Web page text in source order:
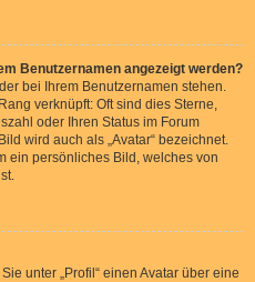
Benutzernamen angezeigt werden?
bei Ihrem Benutzernamen stehen.
verknüpft: Oft sind dies Sterne,
oder Ihren Status im Forum
wird auch als „Avatar“ bezeichnet.
ein persönliches Bild, welches von
unter „Profil“ einen Avatar über eine